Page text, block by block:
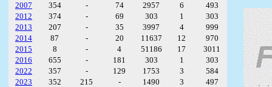
2007
354 - 74 2957 6
493
2012
374 - 69 303 1
303
2013
207 - 35 3997 4
999
2014
87 - 20 11637 12
970
2015
8 - 4 51186 17
3011
2016
655 - 181 303 1
303
2022
357 - 129 1753 3
584
2023
352 215 - 1490 3
497